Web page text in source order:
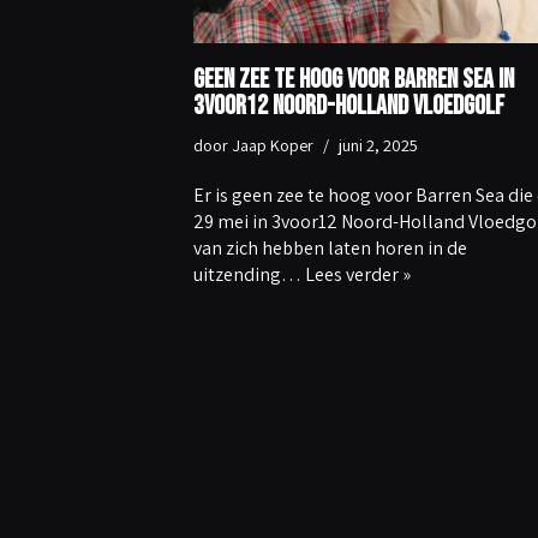
Geen zee te hoog voor Barren Sea in
3voor12 Noord-Holland Vloedgolf
door Jaap Koper juni 2, 2025
Er is geen zee te hoog voor Barren Sea die
29 mei in 3voor12 Noord-Holland
van zich hebben laten horen in de
uitzending… Lees verder »